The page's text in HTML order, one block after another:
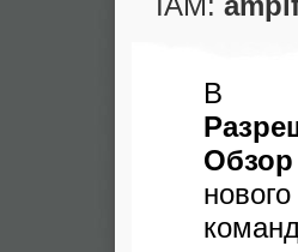
В
Обзор